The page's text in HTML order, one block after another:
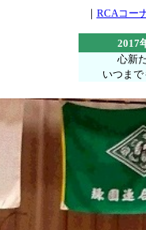
｜ RCAコー
2017
心新
いつま